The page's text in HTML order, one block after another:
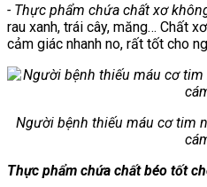
- Thực phẩm chứa chất xơ
rau xanh, trái cây, măng… Chất
cảm giác nhanh no, rất tốt cho
Người bệnh thiếu máu cơ tim
Thực phẩm chứa chất béo tốt